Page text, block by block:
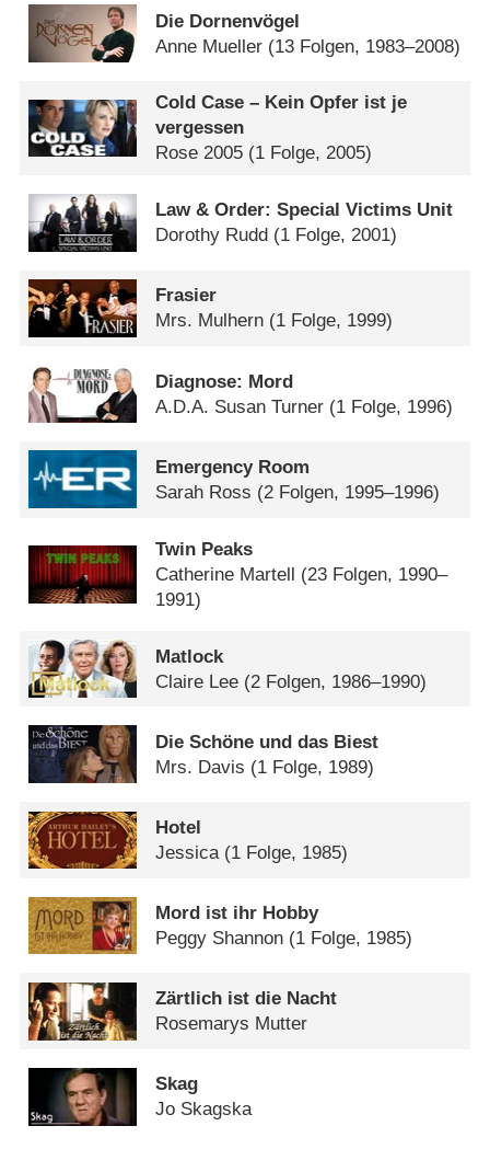
Die Dornenvögel
Anne Mueller (13 Folgen, 1983–2008)
Cold Case – Kein Opfer ist je
vergessen
Rose 2005 (1 Folge, 2005)
Law & Order: Special Victims Unit
Dorothy Rudd (1 Folge, 2001)
Frasier
Mrs. Mulhern (1 Folge, 1999)
Diagnose: Mord
A.D.A. Susan Turner (1 Folge, 1996)
Emergency Room
Sarah Ross (2 Folgen, 1995–1996)
Twin Peaks
Catherine Martell (23 Folgen, 1990–
1991)
Matlock
Claire Lee (2 Folgen, 1986–1990)
Die Schöne und das Biest
Mrs. Davis (1 Folge, 1989)
Hotel
Jessica (1 Folge, 1985)
Mord ist ihr Hobby
Peggy Shannon (1 Folge, 1985)
Zärtlich ist die Nacht
Rosemarys Mutter
Skag
Jo Skagska